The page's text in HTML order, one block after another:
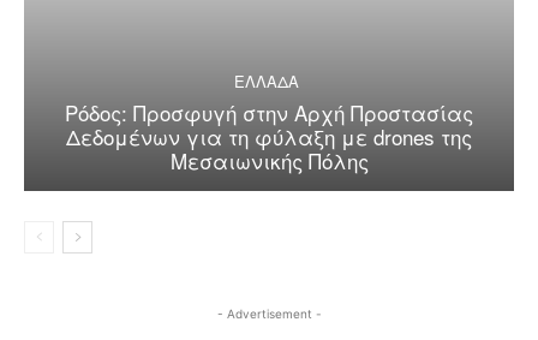
ΕΛΛΑΔΑ
Ρόδος: Προσφυγή στην Αρχή Προστασίας
Δεδομένων για τη φύλαξη με drones της
Μεσαιωνικής Πόλης
- Advertisement -